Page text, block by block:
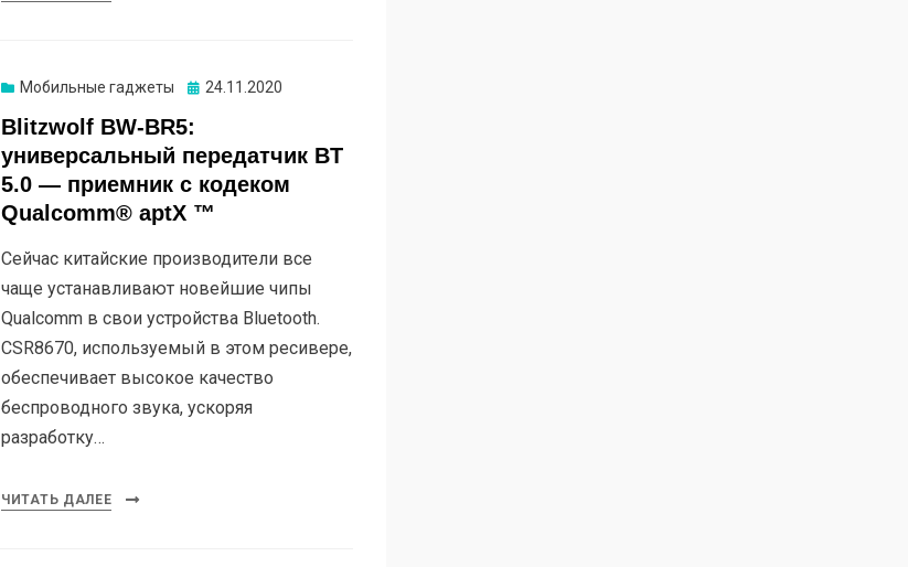
Мобильные гаджеты Опубликовано
24.11.2020
Blitzwolf BW-BR5:
универсальный передатчик BT
5.0 — приемник с кодеком
Qualcomm® aptX ™
Сейчас китайские производители все
чаще устанавливают новейшие чипы
Qualcomm в свои устройства Bluetooth.
CSR8670, используемый в этом ресивере,
обеспечивает высокое качество
беспроводного звука, ускоряя
разработку…
ЧИТАТЬ ДАЛЕЕ